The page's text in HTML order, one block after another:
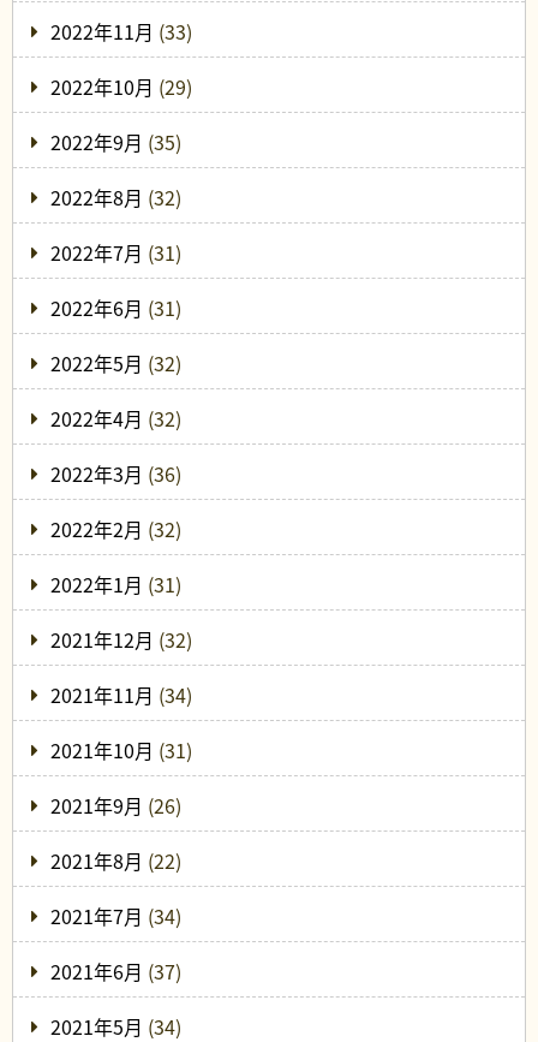
2022年11月 (33)
2022年10月 (29)
2022年9月 (35)
2022年8月 (32)
2022年7月 (31)
2022年6月 (31)
2022年5月 (32)
2022年4月 (32)
2022年3月 (36)
2022年2月 (32)
2022年1月 (31)
2021年12月 (32)
2021年11月 (34)
2021年10月 (31)
2021年9月 (26)
2021年8月 (22)
2021年7月 (34)
2021年6月 (37)
2021年5月 (34)